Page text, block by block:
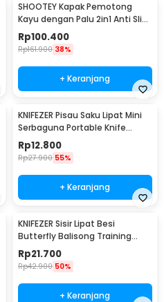
SHOOTEY Kapak Pemotong
Kayu dengan Palu 2in1 Anti Slip
Aluminium Alloy - JHD-A018
Rp100.400
Rp161.900 38%
+ Keranjang
KNIFEZER Pisau Saku Lipat Mini
Serbaguna Portable Knife
Survival - W46
Rp12.800
Rp27.900 55%
+ Keranjang
KNIFEZER Sisir Lipat Besi
Butterfly Balisong Training
Knife 220mm - JL07
Rp21.700
Rp42.900 50%
+ Keranjang